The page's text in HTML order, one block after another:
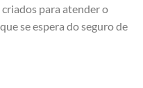
para atender o
se espera do seguro de